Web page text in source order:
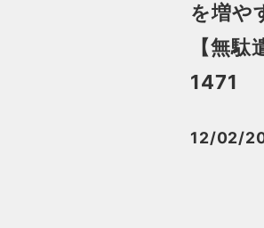
を増や
【無駄
1471
投稿日
12/02/